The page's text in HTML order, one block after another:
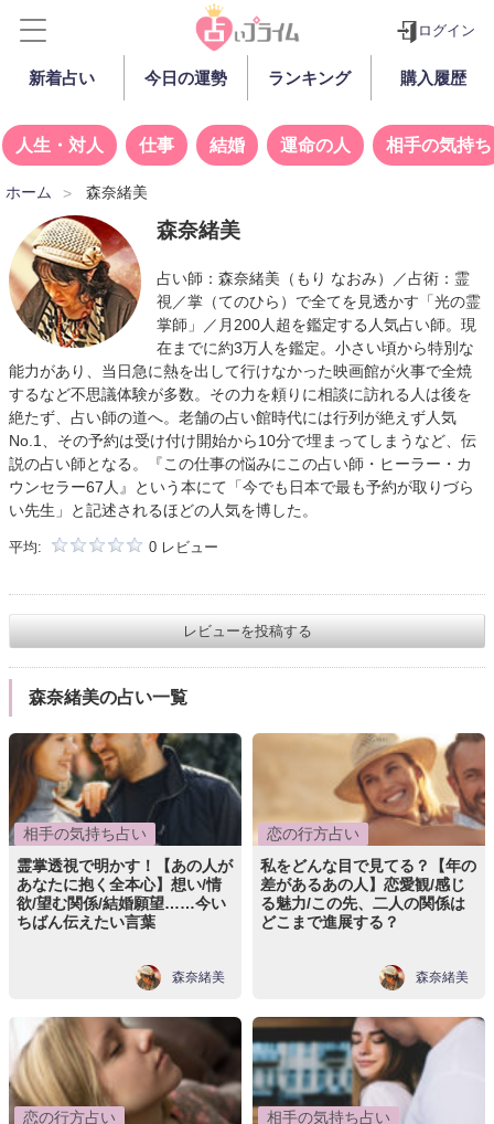
ログイン
新着占い 今日の運勢 ランキング 購入履歴
人生・対人 仕事 結婚 運命の人 相手の気持ち
ホーム 森奈緒美
森奈緒美
占い師：森奈緒美 （もり なおみ）／占術：霊
視／掌（てのひら）で全てを見透かす「光の霊
掌師」／月200人超を鑑定する人気占い師。現
在までに約3万人を鑑定。小さい頃から特別な
能力があり、当日急に熱を出して行けなかった映画館が火事で全焼
するなど不思議体験が多数。その力を頼りに相談に訪れる人は後を
絶たず、占い師の道へ。老舗の占い館時代には行列が絶えず人気
No.1、その予約は受け付け開始から10分で埋まってしまうなど、伝
説の占い師となる。『この仕事の悩みにこの占い師・ヒーラー・カ
ウンセラー67人』という本にて「今でも日本で最も予約が取りづら
い先生」と記述されるほどの人気を博した。
平均: 0 レビュー
レビューを投稿する
森奈緒美の占い一覧
相手の気持ち占い
霊掌透視で明かす！【あの人が
あなたに抱く全本心】想い/情
欲/望む関係/結婚願望……今い
ちばん伝えたい言葉
森奈緒美
恋の行方占い
私をどんな目で見てる？【年の
差があるあの人】恋愛観/感じ
る魅力/この先、二人の関係は
どこまで進展する？
森奈緒美
恋の行方占い
相手の気持ち占い